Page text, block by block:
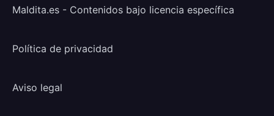
Maldita.es - Contenidos bajo licencia específica
Política de privacidad
Aviso legal